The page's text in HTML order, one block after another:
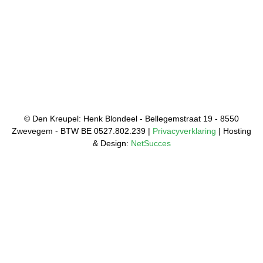
© Den Kreupel: Henk Blondeel - Bellegemstraat 19 - 8550
Zwevegem - BTW BE 0527.802.239 | Privacyverklaring | Hosting
& Design: NetSucces